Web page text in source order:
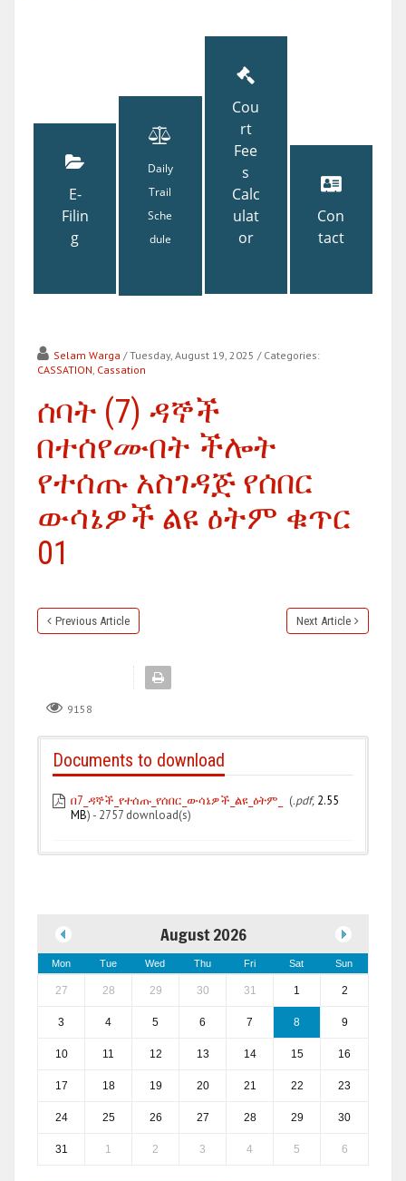
E-
Filin
g
Daily
Trail
Sche
dule
Cou
rt
Fee
s
Calc
ulat
or
Con
tact
Selam Warga / Tuesday, August 19, 2025 / Categories:
CASSATION, Cassation
ሰባት (7) ዳኞች
በተሰየሙበት ችሎት
የተሰጡ አስገዳጅ የሰበር
ውሳኔዎች ልዩ ዕትም ቁጥር
01
Previous Article Next Article
9158
Documents to download
በ7_ዳኞች_የተሰጡ_የሰበር_ውሳኔዎች_ልዩ_ዕትም_ (.pdf, 2.55
MB) - 2757 download(s)
August 2026
Mon Tue Wed Thu Fri Sat Sun
27 28 29 30 31 1 2
3 4 5 6 7 8 9
10 11 12 13 14 15 16
17 18 19 20 21 22 23
24 25 26 27 28 29 30
31 1 2 3 4 5 6